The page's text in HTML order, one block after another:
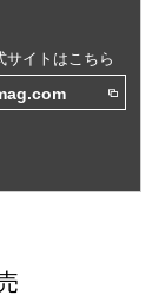
サイトはこちら